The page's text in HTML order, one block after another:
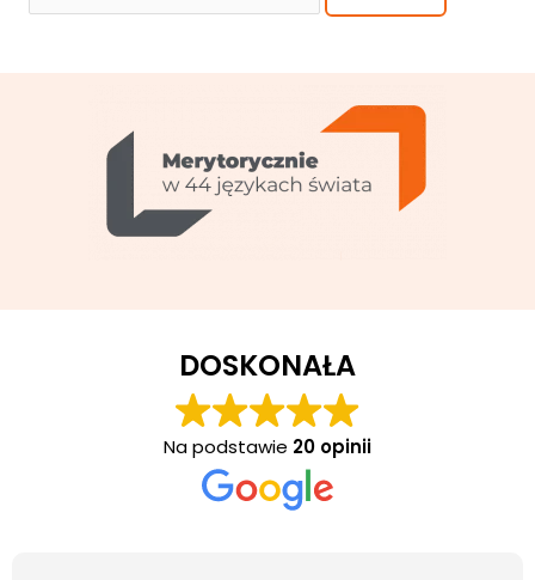
DOSKONAŁA
Na podstawie 20 opinii